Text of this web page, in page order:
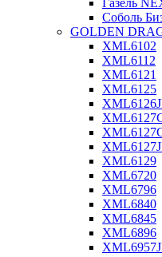
Газель
Соболь
GOLDEN
XML6102
XML6112
XML6121
XML6125
XML6129
XML6720
XML6796
XML6840
XML6845
XML6896